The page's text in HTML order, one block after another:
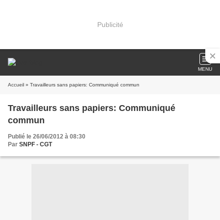
Publicité
MENU
Accueil » Travailleurs sans papiers: Communiqué commun
Travailleurs sans papiers: Communiqué
commun
Publié le 26/06/2012 à 08:30
Par SNPF - CGT